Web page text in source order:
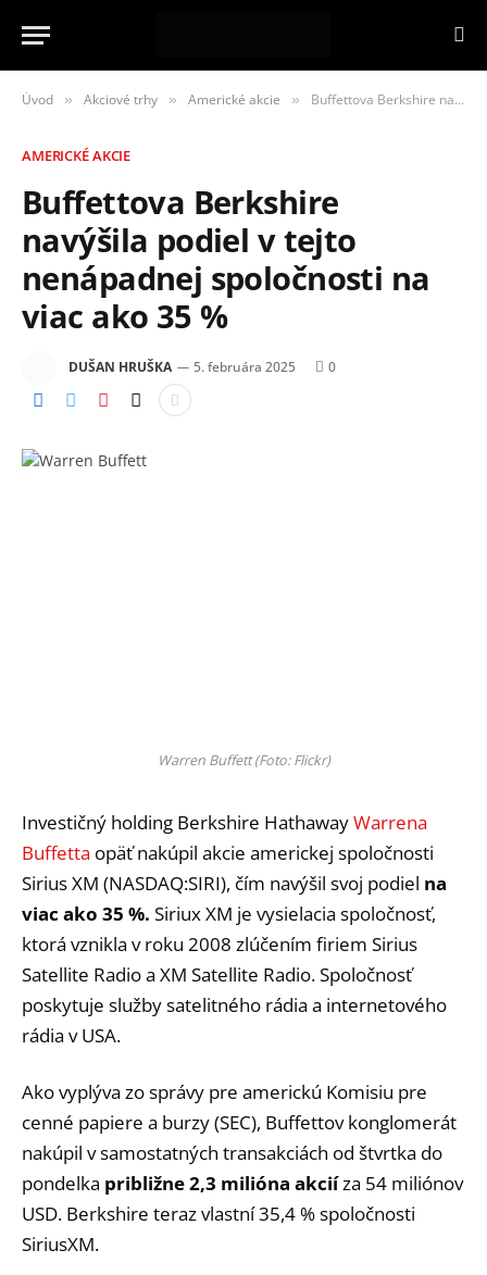
Úvod » Akciové trhy » Americké akcie » Buffettova Berkshire navýšila podiel v tejto nenápadnej spoločnosti na viac ako 35 %
AMERICKÉ AKCIE
Buffettova Berkshire
navýšila podiel v tejto
nenápadnej spoločnosti na
viac ako 35 %
DUŠAN HRUŠKA 5. februára 2025 0
Warren Buffett (Foto: Flickr)
Investičný holding Berkshire HathawayWarrena
Buffetta opäť nakúpil akcie americkej spoločnosti
Sirius XM (NASDAQ:SIRI), čím navýšil svoj podiel na
viac ako 35 %. Siriux XM je vysielacia spoločnosť,
ktorá vznikla v roku 2008 zlúčením firiem Sirius
Satellite Radio a XM Satellite Radio. Spoločnosť
poskytuje služby satelitného rádia a internetového
rádia v USA.
Ako vyplýva zo správy pre americkú Komisiu pre
cenné papiere a burzy (SEC), Buffettov konglomerát
nakúpil v samostatných transakciách od štvrtka do
pondelka približne 2,3 milióna akciíza 54 miliónov
USD. Berkshire teraz vlastní 35,4 % spoločnosti
SiriusXM.